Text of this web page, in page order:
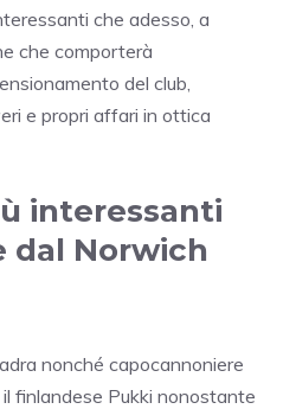
che adesso, a
che comporterà
del club,
e propri affari in ottica
interessanti
dal Norwich
nonché capocannoniere
finlandese Pukki nonostante